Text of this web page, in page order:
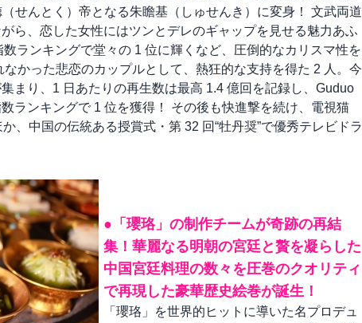
せんとく）帝となる朱瞻基（しゅせんき）に変身！ 文武両道
ら、恋した女性にはツンとデレのギャップを見せる魅力あふ
ランキングで堂々の 1 位に輝くなど、圧倒的なカリスマ性を
かった悲恋のカップルとして、熱狂的な支持を得た 2 人。今
まり、1 日あたりの再生数は最高 1.4 億回を記録し、Guduo
ランキングで 1 位を獲得！ その後も快進撃を続け、電視猫
、中国の伝統ある授賞式・第 32 回“牡丹奨”で優秀テレビドラ
●「瓔珞」の制作チームが奇跡の再結
集！華麗なる明朝の宮廷と贅を凝らした
中国宮廷料理の数々を圧巻のクオリティ
で再現した豪華歴史絵巻が誕生！
「瓔珞」を世界的ヒットに導いた名プロデュ